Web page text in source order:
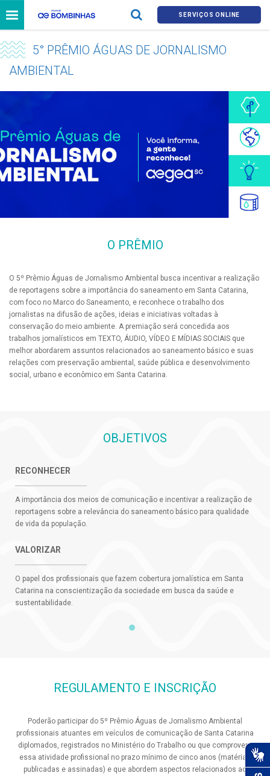
SERVIÇOS ONLINE
5° PRÊMIO ÁGUAS DE JORNALISMO
AMBIENTAL
O PRÊMIO
O 5º Prêmio Águas de Jornalismo Ambiental busca incentivar a realização
de reportagens sobre a importância do saneamento em Santa Catarina,
com foco no Marco do Saneamento, e reconhece o trabalho dos
jornalistas na difusão de ações, ideias e iniciativas voltadas à
conservação do meio ambiente. A premiação será concedida aos
trabalhos jornalísticos em TEXTO, ÁUDIO, VÍDEO E MÍDIAS SOCIAIS que
melhor abordarem assuntos relacionados ao saneamento básico e suas
relações com preservação ambiental, saúde pública e desenvolvimento
social, urbano e econômico em Santa Catarina.
OBJETIVOS
RECONHECER
A importância dos meios de comunicação e incentivar a realização de
reportagens sobre a relevância do saneamento básico para qualidade
de vida da população.
VALORIZAR
O papel dos profissionais que fazem cobertura jornalística em Santa
Catarina na conscientização da sociedade em busca da saúde e
sustentabilidade.
REGULAMENTO E INSCRIÇÃO
Poderão participar do 5º Prêmio Águas de Jornalismo Ambiental
profissionais atuantes em veículos de comunicação de Santa Catarina
diplomados, registrados no Ministério do Trabalho ou que comprovem
essa atividade profissional no prazo mínimo de cinco anos (matérias
publicadas e assinadas) e que abordem aspectos relacionados ao